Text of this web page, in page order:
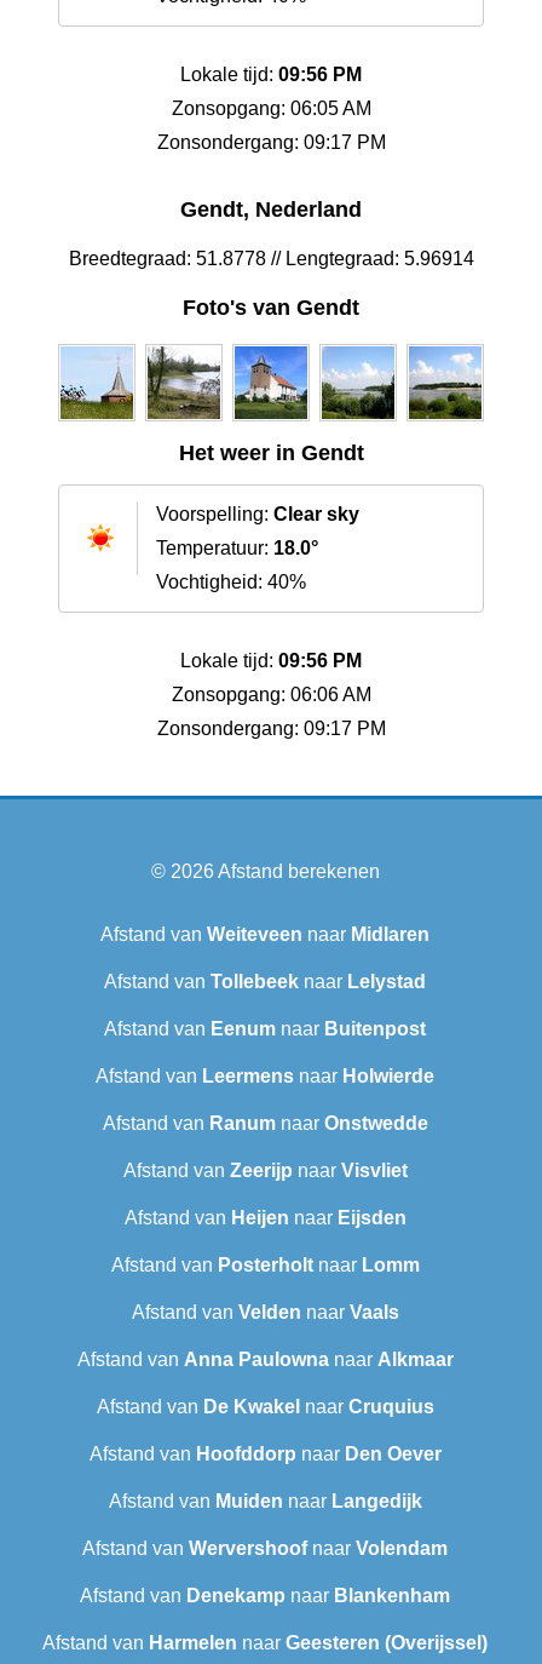
Lokale tijd: 09:56 PM
Zonsopgang: 06:05 AM
Zonsondergang: 09:17 PM
Gendt, Nederland
Breedtegraad: 51.8778 // Lengtegraad: 5.96914
Foto's van Gendt
Het weer in Gendt
Voorspelling: Clear sky
Temperatuur: 18.0°
Vochtigheid: 40%
Lokale tijd: 09:56 PM
Zonsopgang: 06:06 AM
Zonsondergang: 09:17 PM
© 2026Afstand berekenen
Afstand van Weiteveen naar Midlaren
Afstand van Tollebeek naar Lelystad
Afstand van Eenum naar Buitenpost
Afstand van Leermens naar Holwierde
Afstand van Ranumnaar Onstwedde
Afstand van Zeerijp naar Visvliet
Afstand van Heijen naar Eijsden
Afstand van Posterholtnaar Lomm
Afstand van Velden naar Vaals
Afstand van Anna Paulownanaar Alkmaar
Afstand van De Kwakel naar Cruquius
Afstand van Hoofddorp naar Den Oever
Afstand van Muiden naar Langedijk
Afstand van Wervershoofnaar Volendam
Afstand van Denekamp naar Blankenham
Afstand van Harmelen naar Geesteren (Overijssel)